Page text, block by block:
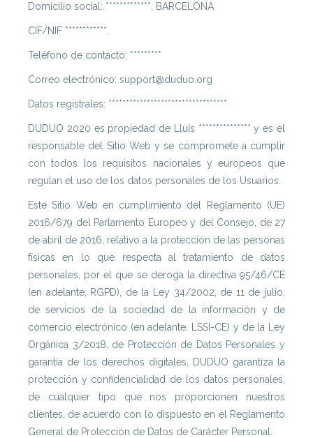
Domicilio social: *************, BARCELONA
CIF/NIF ************.
Teléfono de contacto: *********
Correo electrónico: support@duduo.org
Datos registrales: **********************************
DUDUO 2020 es propiedad de Lluís *************** y es el
responsable del Sitio Web y se compromete a cumplir
con todos los requisitos nacionales y europeos que
regulan el uso de los datos personales de los Usuarios.
Este Sitio Web en cumplimiento del Reglamento (UE)
2016/679 del Parlamento Europeo y del Consejo, de 27
de abril de 2016, relativo a la protección de las personas
físicas en lo que respecta al tratamiento de datos
personales, por el que se deroga la directiva 95/46/CE
(en adelante, RGPD), de la Ley 34/2002, de 11 de julio,
de servicios de la sociedad de la información y de
comercio electrónico (en adelante, LSSI-CE) y de la Ley
Orgánica 3/2018, de Protección de Datos Personales y
garantía de los derechos digitales, DUDUO garantiza la
protección y confidencialidad de los datos personales,
de cualquier tipo que nos proporcionen nuestros
clientes, de acuerdo con lo dispuesto en el Reglamento
General de Protección de Datos de Carácter Personal.